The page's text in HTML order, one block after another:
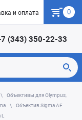
и оплата Гарантия
0
(343) 350-22-33
Объективы для Olympus,
Объектив Sigma AF
L